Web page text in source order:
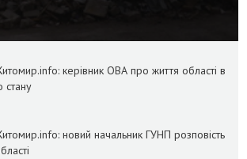
керівник ОВА про життя області в
стану
новий начальник ГУНП розповість